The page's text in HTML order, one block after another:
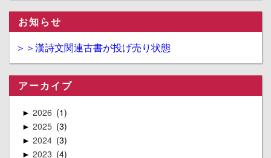
お知らせ
＞＞漢詩文関連古書が投げ売り状態
アーカイブ
► 2026 1
► 2025 3
► 2024 3
► 2023 4